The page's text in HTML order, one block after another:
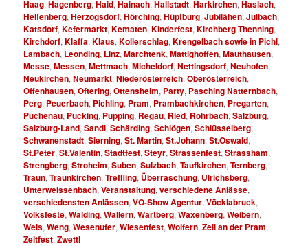
Haag,Hagenberg,Haid,Hainach,Hallstadt,Harkirchen,Haslach,
Helfenberg,Herzogsdorf,Hörching,Hüpfburg,Jubilähen,Julbach,
Katsdorf,Kefermarkt,Kematen,Kinderfest,Kirchberg Thenning,
Kirchdorf,Klaffa,Klaus,Kollerschlag,Krengelbach sowie in Pichl,
Lambach, Leonding, Linz,Marchtenk,Mattighoffen,Mauthausen,
Messe,Messen,Mettmach,Micheldorf,Nettingsdorf,Neuhofen,
Neukirchen,Neumarkt,Niederösterreich,Oberösterreich,
Offenhausen,Oftering,Ottensheim, Party, Pasching Natternbach,
Perg, Peuerbach, Pichling, Pram, Prambachkirchen, Pregarten,
Puchenau, Pucking, Pupping, Regau, Ried, Rohrbach,Salzburg,
Salzburg-Land,Sandl,Schärding,Schlögen,Schlüsselberg,
Schwanenstadt,Sierning,St. Martin,St.Johann,St.Oswald,
St.Peter,St.Valentin,Stadtfest,Steyr,Strassenfest,Strassham,
Strengberg,Stroheim,Suben,Sulzbach,Taufkirchen,Ternberg,
Traun,Traunkirchen,Treffling, Überraschung, Ulrichsberg,
Unterweissenbach,Veranstaltung,verschiedene Anlässe,
verschiedensten Anlässen,VO-Show Agentur,Vöcklabruck,
Volksfeste,Walding,Wallern,Wartberg,Waxenberg,Weibern,
Wels,Weng,Wesenufer,Wiesenfest,Wolfern,Zell an der Pram,
Zeltfest,Zwettl